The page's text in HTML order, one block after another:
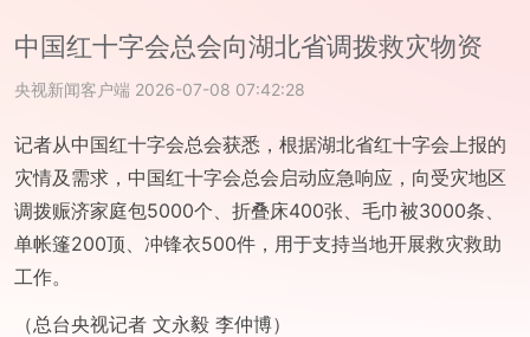
中国红十字会总会向湖北省调拨救灾物资
央视新闻客户端 2026-07-08 07:42:28
记者从中国红十字会总会获悉，根据湖北省红十字会上报的
灾情及需求，中国红十字会总会启动应急响应，向受灾地区
调拨赈济家庭包5000个、折叠床400张、毛巾被3000条、
单帐篷200顶、冲锋衣500件，用于支持当地开展救灾救助
工作。
（总台央视记者 文永毅 李仲博）